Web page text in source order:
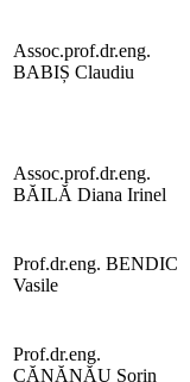
Assoc.prof.dr.eng.
BABIȘ Claudiu
Assoc.prof.dr.eng.
BĂILĂ Diana Irinel
Prof.dr.eng. BENDIC
Vasile
Prof.dr.eng.
CĂNĂNĂU Sorin